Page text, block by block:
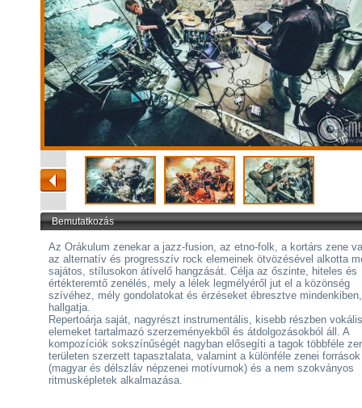
Bemutatkozás
Az Orákulum zenekar a jazz-fusion, az etno-folk, a kortárs zene
az alternatív és progresszív rock elemeinek ötvözésével alkotta
sajátos, stílusokon átívelő hangzását. Célja az őszinte, hiteles és
értékteremtő zenélés, mely a lélek legmélyéről jut el a közönség
szívéhez, mély gondolatokat és érzéseket ébresztve
hallgatja.
Repertoárja saját, nagyrészt instrumentális, kisebb részben vokális
elemeket tartalmazó szerzeményekből és átdolgozásokból áll. A
kompozíciók sokszínűségét nagyban elősegíti a tagok többféle
területen szerzett tapasztalata, valamint a különféle zenei források
(magyar és délszláv népzenei motívumok) és a nem szokványos
ritmusképletek alkalmazása.